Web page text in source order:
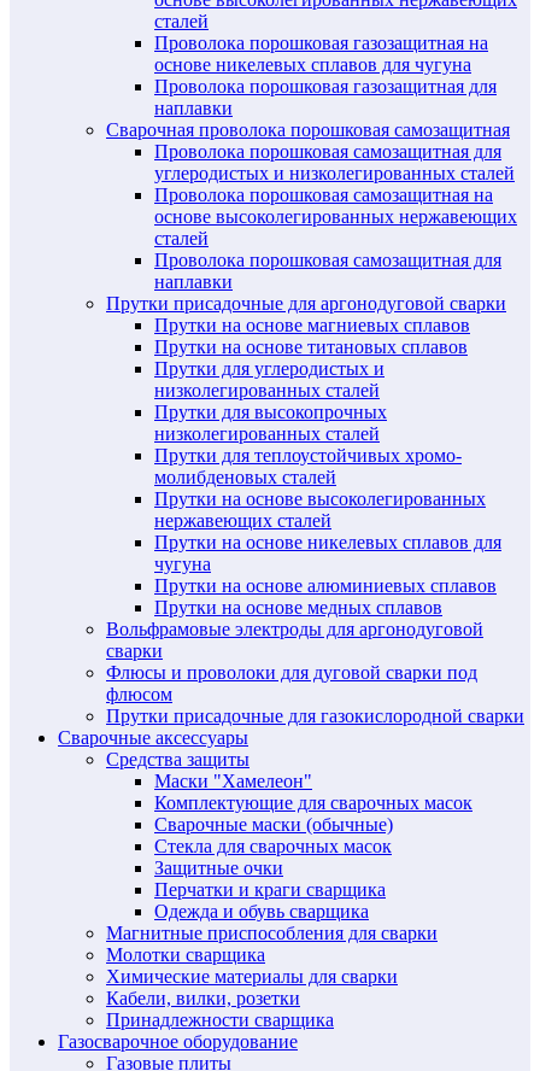
сталей
Проволока порошковая газозащитная на
основе никелевых сплавов для чугуна
Проволока порошковая газозащитная для
наплавки
Сварочная проволока порошковая самозащитная
Проволока порошковая самозащитная для
углеродистых и низколегированных сталей
Проволока порошковая самозащитная на
основе высоколегированных нержавеющих
сталей
Проволока порошковая самозащитная для
наплавки
Прутки присадочные для аргонодуговой сварки
Прутки на основе магниевых сплавов
Прутки на основе титановых сплавов
Прутки для углеродистых и
низколегированных сталей
Прутки для высокопрочных
низколегированных сталей
Прутки для теплоустойчивых хромо-
молибденовых сталей
Прутки на основе высоколегированных
нержавеющих сталей
Прутки на основе никелевых сплавов для
чугуна
Прутки на основе алюминиевых сплавов
Прутки на основе медных сплавов
Вольфрамовые электроды для аргонодуговой
сварки
Флюсы и проволоки для дуговой сварки под
флюсом
Прутки присадочные для газокислородной сварки
Сварочные аксессуары
Средства защиты
Маски "Хамелеон"
Комплектующие для сварочных масок
Сварочные маски (обычные)
Стекла для сварочных масок
Защитные очки
Перчатки и краги сварщика
Одежда и обувь сварщика
Магнитные приспособления для сварки
Молотки сварщика
Химические материалы для сварки
Кабели, вилки, розетки
Принадлежности сварщика
Газосварочное оборудование
Газовые плиты